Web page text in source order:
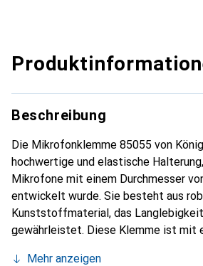
Beschreibung
Die Mikrofonklemme 85055 von
hochwertige und elastische
Mikrofone mit einem Durchmesser
entwickelt wurde. Sie besteht aus
Kunststoffmaterial, das
gewährleistet. Diese Klemme ist mit
Mehr anzeigen